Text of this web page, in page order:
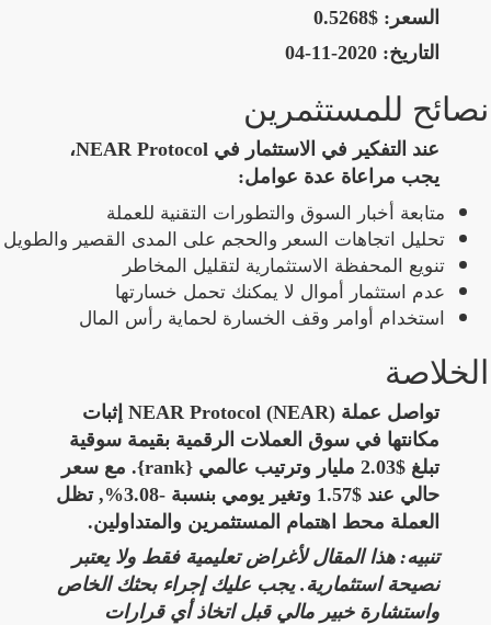
السعر: $0.5268
التاريخ: 2020-11-04
نصائح للمستثمرين
عند التفكير في الاستثمار في NEAR Protocol،
يجب مراعاة عدة عوامل:
متابعة أخبار السوق والتطورات التقنية للعملة
تحليل اتجاهات السعر والحجم على المدى القصير والطويل
تنويع المحفظة الاستثمارية لتقليل المخاطر
عدم استثمار أموال لا يمكنك تحمل خسارتها
استخدام أوامر وقف الخسارة لحماية رأس المال
الخلاصة
تواصل عملة NEAR Protocol (NEAR) إثبات
مكانتها في سوق العملات الرقمية بقيمة سوقية
تبلغ $2.03 مليار وترتيب عالمي {rank}. مع سعر
حالي عند $1.57 وتغير يومي بنسبة -3.08%, تظل
العملة محط اهتمام المستثمرين والمتداولين.
تنبيه: هذا المقال لأغراض تعليمية فقط ولا يعتبر
نصيحة استثمارية. يجب عليك إجراء بحثك الخاص
واستشارة خبير مالي قبل اتخاذ أي قرارات